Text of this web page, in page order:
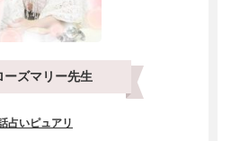
ーズマリー先生
占いピュアリ